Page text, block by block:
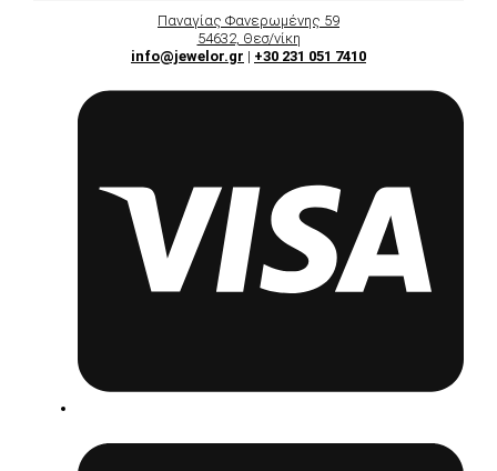
Παναγίας Φανερωμένης 59
54632, Θεσ/νίκη
info@jewelor.gr | +30 231 051 7410